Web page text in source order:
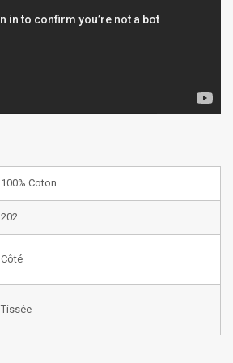
100% Coton
202
Côté
Tissée